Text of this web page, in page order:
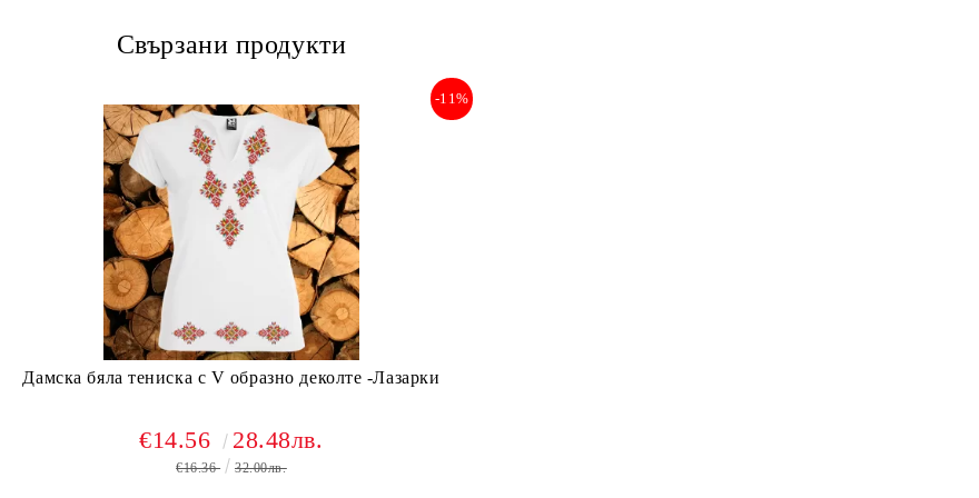
Свързани продукти
Дамска бяла тениска с V образно деколте -Лазарки
-11%
€14.56 28.48лв.
€16.36 32.00лв.